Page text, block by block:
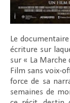
Le
écriture sur
sur « La Marche
Film sans voix-
force de sa
semaines de